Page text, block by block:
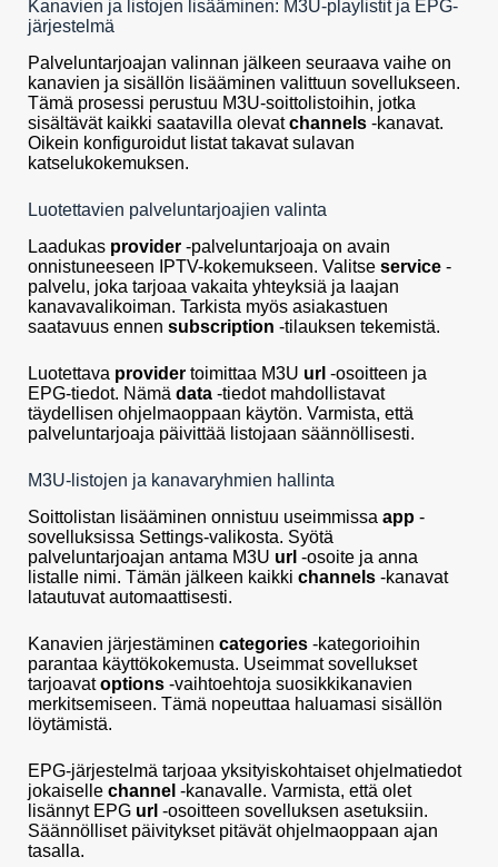
Kanavien ja listojen lisääminen: M3U-playlistit ja EPG-
järjestelmä
Palveluntarjoajan valinnan jälkeen seuraava vaihe on
kanavien ja sisällön lisääminen valittuun sovellukseen.
Tämä prosessi perustuu M3U-soittolistoihin, jotka
sisältävät kaikki saatavilla olevatchannels -kanavat.
Oikein konfiguroidut listat takavat sulavan
katselukokemuksen.
Luotettavien palveluntarjoajien valinta
Laadukas provider -palveluntarjoaja on avain
onnistuneeseen IPTV-kokemukseen. Valitse service -
palvelu, joka tarjoaa vakaita yhteyksiä ja laajan
kanavavalikoiman. Tarkista myös asiakastuen
saatavuus ennen subscription -tilauksen tekemistä.
Luotettava provider toimittaa M3U url -osoitteen ja
EPG-tiedot. Nämä data -tiedot mahdollistavat
täydellisen ohjelmaoppaan käytön. Varmista, että
palveluntarjoaja päivittää listojaan säännöllisesti.
M3U-listojen ja kanavaryhmien hallinta
Soittolistan lisääminen onnistuu useimmissa app -
sovelluksissa Settings-valikosta. Syötä
palveluntarjoajan antama M3U url -osoite ja anna
listalle nimi. Tämän jälkeen kaikki channels -kanavat
latautuvat automaattisesti.
Kanavien järjestäminen categories -kategorioihin
parantaa käyttökokemusta. Useimmat sovellukset
tarjoavatoptions -vaihtoehtoja suosikkikanavien
merkitsemiseen. Tämä nopeuttaa haluamasi sisällön
löytämistä.
EPG-järjestelmä tarjoaa yksityiskohtaiset ohjelmatiedot
jokaiselle channel -kanavalle. Varmista, että olet
lisännyt EPG url -osoitteen sovelluksen asetuksiin.
Säännölliset päivitykset pitävät ohjelmaoppaan ajan
tasalla.